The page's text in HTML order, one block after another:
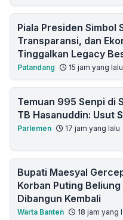
Piala Presiden Simbol
Transparansi, dan
Tinggalkan Legacy
Patandang 15 jam yang lalu
Temuan 995 Senpi di
TB Hasanuddin: Usut
Parlemen 17 jam yang lalu
Bupati Maesyal
Korban Puting
Dibangun Kembali
Warta Banten 18 jam yang